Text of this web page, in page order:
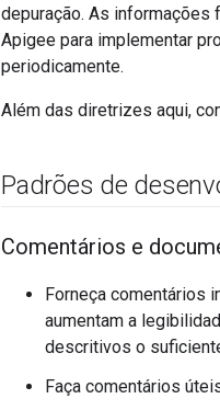
depuração. As informações
Apigee para implementar
periodicamente.
Além das diretrizes aqui,
Padrões de
Comentários e
Forneça comentários
aumentam a
descritivos o
Faça comentários